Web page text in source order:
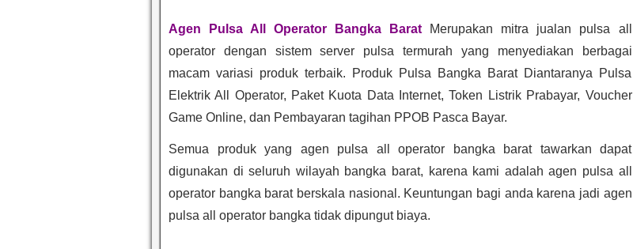
Agen Pulsa All Operator Bangka Barat Merupakan mitra jualan pulsa all
operator dengan sistem server pulsa termurah yang menyediakan berbagai
macam variasi produk terbaik. Produk Pulsa Bangka Barat Diantaranya Pulsa
Elektrik All Operator, Paket Kuota Data Internet, Token Listrik Prabayar, Voucher
Game Online, dan Pembayaran tagihan PPOB Pasca Bayar.
Semua produk yang agen pulsa all operator bangka barat tawarkan dapat
digunakan di seluruh wilayah bangka barat, karena kami adalah agen pulsa all
operator bangka barat berskala nasional. Keuntungan bagi anda karena jadi agen
pulsa all operator bangka tidak dipungut biaya.